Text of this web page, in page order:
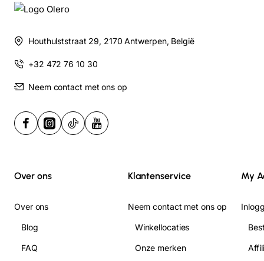
Houthulststraat 29, 2170 Antwerpen, België
+32 472 76 10 30
Neem contact met ons op
Over ons
Over ons
Blog
FAQ
Klantenservice
Neem contact met ons op
Winkellocaties
Onze merken
My